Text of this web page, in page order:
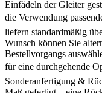
Einfädeln der Gleiter
die Verwendung
liefern standardmäßig
Wunsch können Sie
Bestellvorgangs
für eine durchgehende
Sonderanfertigung &